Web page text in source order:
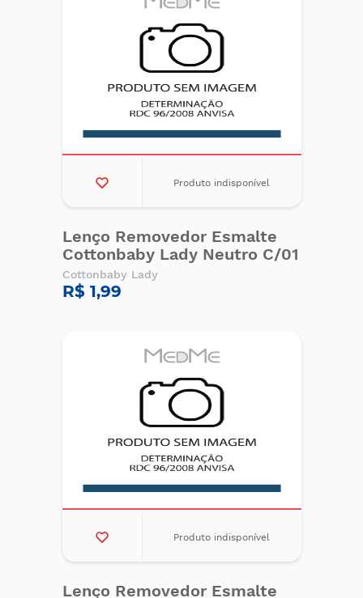
Produto indisponível
Lenço Removedor Esmalte
Cottonbaby Lady Neutro C/01
Cottonbaby Lady
R$ 1,99
Produto indisponível
Lenço Removedor Esmalte